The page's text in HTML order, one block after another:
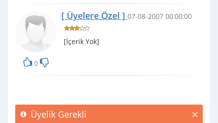
0
[ Üyelere Özel ] 07-08-2007 00:00:00
[İçerik Yok]
Üyelik Gerekli